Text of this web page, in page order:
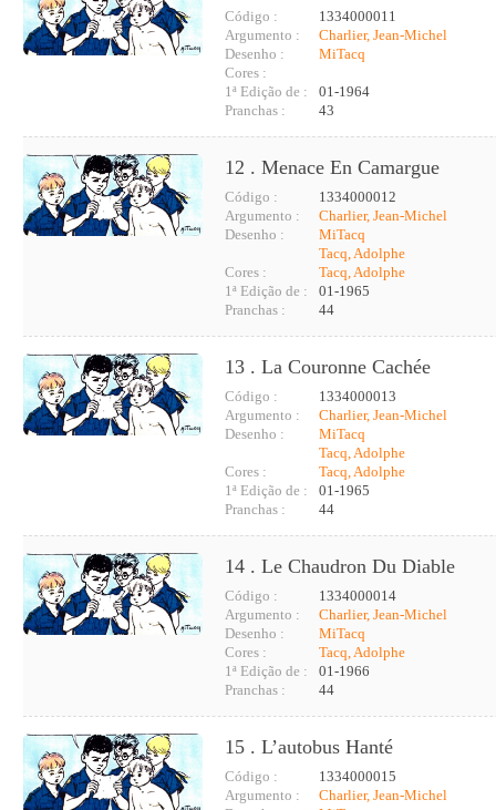
Código :
1334000011
Argumento :
Charlier, Jean-Michel
Desenho :
MiTacq
Cores :
1ª Edição de :
01-1964
Pranchas :
43
12 . Menace En Camargue
Código :
1334000012
Argumento :
Charlier, Jean-Michel
Desenho :
MiTacq
Tacq, Adolphe
Cores :
Tacq, Adolphe
1ª Edição de :
01-1965
Pranchas :
44
13 . La Couronne Cachée
Código :
1334000013
Argumento :
Charlier, Jean-Michel
Desenho :
MiTacq
Tacq, Adolphe
Cores :
Tacq, Adolphe
1ª Edição de :
01-1965
Pranchas :
44
14 . Le Chaudron Du Diable
Código :
1334000014
Argumento :
Charlier, Jean-Michel
Desenho :
MiTacq
Cores :
Tacq, Adolphe
1ª Edição de :
01-1966
Pranchas :
44
15 . L’autobus Hanté
Código :
1334000015
Argumento :
Charlier, Jean-Michel